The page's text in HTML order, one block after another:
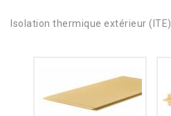
Isolation thermique extérieur (ITE)